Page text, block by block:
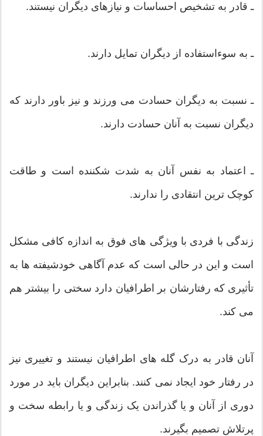
ـ قادر به تشخیص احساسات و نیازهای دیگران نیستند.
ـ به سوءاستفاده از دیگران تمایل دارند.
ـ نسبت به دیگران حسادت می ورزند و نیز باور دارند که
دیگران نسبت به آنان حسادت دارند.
ـ اعتماد به نفس آنان به شدت شکننده است و طاقت
کوچک ترین انتقادی را ندارند.
زندگی با فردی با ویژگی های فوق به اندازه کافی مشکل
است و این در حالی است که عدم آگاهی خودشیفته ها به
تأثیری که رفتارشان بر اطرافیان دارد سختی را بیشتر هم
می کند.
آنان قادر به درک گله های اطرافیان نیستند و تغییری نیز
در رفتار خود ایجاد نمی کنند. بنابراین دیگران باید در مورد
دوری از آنان و یا گذراندن یک زندگی و یا رابطه سخت و
پرتلاش تصمیم بگیرند.